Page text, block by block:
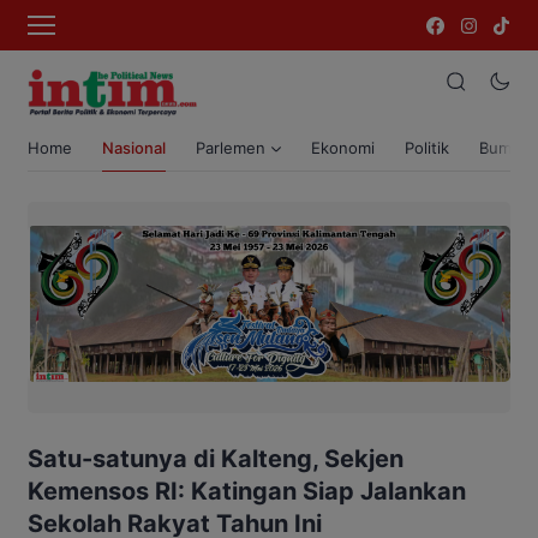
Home Nasional Parlemen Ekonomi Politik Bumi
Satu-satunya di Kalteng, Sekjen
Kemensos RI: Katingan Siap Jalankan
Sekolah Rakyat Tahun Ini